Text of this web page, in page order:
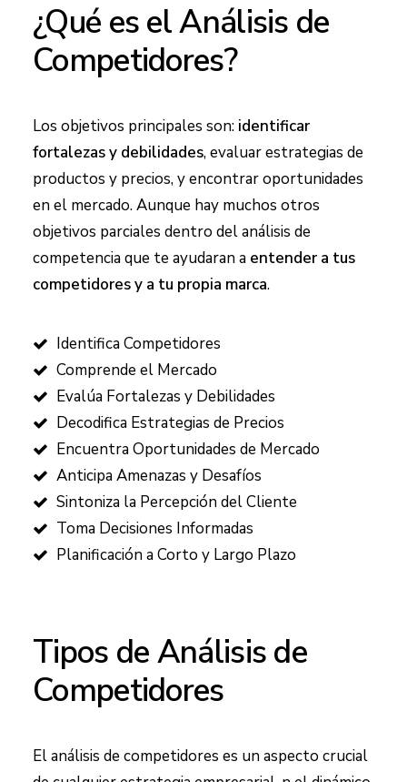
¿Qué es el Análisis de
Competidores?
Los objetivos principales son: identificar
fortalezas y debilidades, evaluar estrategias de
productos y precios, y encontrar oportunidades
en el mercado. Aunque hay muchos otros
objetivos parciales dentro del análisis de
competencia que te ayudaran a entender a tus
competidores y a tu propia marca.
Identifica Competidores
Comprende el Mercado
Evalúa Fortalezas y Debilidades
Decodifica Estrategias de Precios
Encuentra Oportunidades de Mercado
Anticipa Amenazas y Desafíos
Sintoniza la Percepción del Cliente
Toma Decisiones Informadas
Planificación a Corto y Largo Plazo
Tipos de Análisis de
Competidores
El análisis de competidores es un aspecto crucial